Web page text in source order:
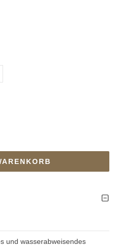
und wasserabweisendes